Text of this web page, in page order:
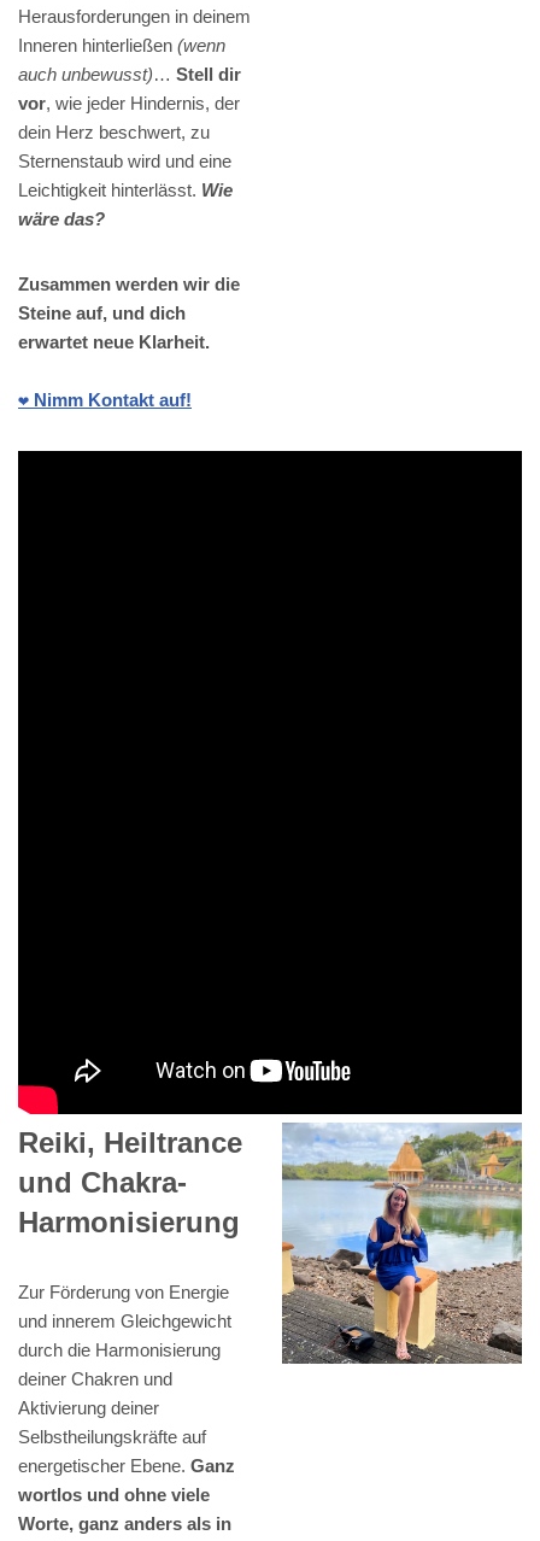
Herausforderungen in deinem
Inneren hinterließen (wenn
auch unbewusst)… Stell dir
vor, wie jeder Hindernis, der
dein Herz beschwert, zu
Sternenstaub wird und eine
Leichtigkeit hinterlässt. Wie
wäre das?
Zusammen werden wir die
Steine auf, und dich
erwartet neue Klarheit.
❤️ Nimm Kontakt auf!
Reiki, Heiltrance
und Chakra-
Harmonisierung
Zur Förderung von Energie
und innerem Gleichgewicht
durch die Harmonisierung
deiner Chakren und
Aktivierung deiner
Selbstheilungskräfte auf
energetischer Ebene. Ganz
wortlos und ohne viele
Worte, ganz anders als in